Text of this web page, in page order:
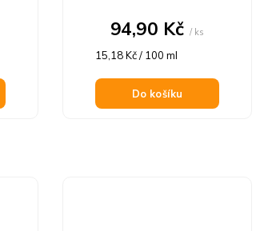
94,90 Kč/ ks
Měrná
15,18 Kč / 100 ml
Do košíku